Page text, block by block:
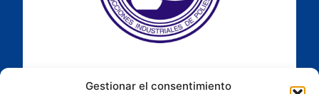
Gestionar el consentimiento